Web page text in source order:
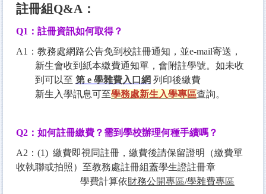
註冊組 Q&A ：
Q1 ：註冊資訊如何取得？
A1：教務處網路公告免到校註冊通知，並e-mail寄送，
新生會收到紙本繳費通知單，會附註學號。如未收
到可以至 第 e 學雜費入口網 列印後繳費
新生入學訊息可至學務處新生入學專區查詢。
Q2 ：如何註冊繳費 ？ 需到學校辦理何種手續嗎？
A2：(1) 繳費即視同註冊，繳費後請保留證明（繳費單
收執聯或拍照）至教務處註冊組蓋學生證註冊章
學費計算依財務公開專區/學雜費專區